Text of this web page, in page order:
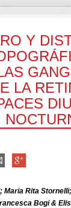
Y
LA
Maria Rita
Bogi &